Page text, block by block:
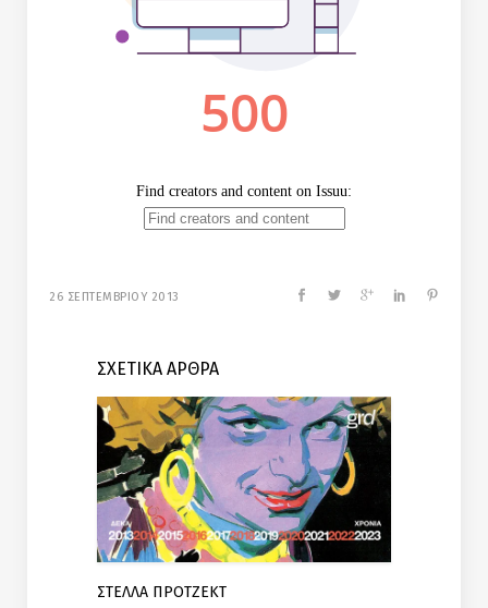
26 ΣΕΠΤΕΜΒΡΙΟΥ 2013
ΣΧΕΤΙΚΑ ΑΡΘΡΑ
ΣΤΕΛΛΑ ΠΡΟΤΖΕΚΤ